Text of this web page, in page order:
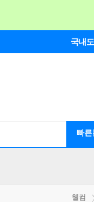
국내
빠른
웰컴